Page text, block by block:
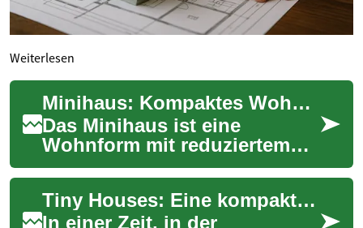
Weiterlesen
Minihaus: Kompaktes Wohnen und nachhaltiger Bau
Das Minihaus ist eine
Wohnform mit reduziertem
Platzbedarf, die in den letzten
Jahren an Interesse
gewonnen hat. Klei...
Tiny Houses: Eine kompakte Lösung für modernes Wohnen
In einer Zeit, in der